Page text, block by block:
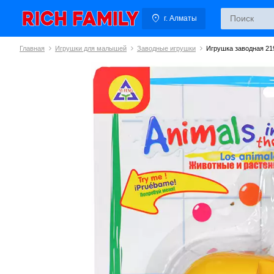
г. Алматы
Главная Игрушки для малышей Заводные игрушки Игрушка заводная